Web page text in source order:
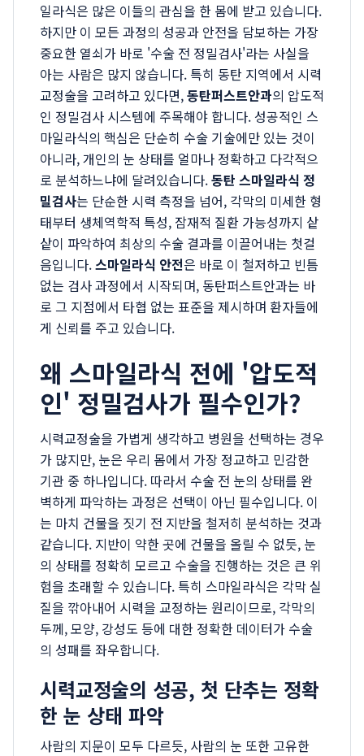
일라식은 많은 이들의 관심을 한 몸에 받고 있습니다.
하지만 이 모든 과정의 성공과 안전을 담보하는 가장
중요한 열쇠가 바로 '수술 전 정밀검사'라는 사실을
아는 사람은 많지 않습니다. 특히 동탄 지역에서 시력
교정술을 고려하고 있다면,동탄퍼스트안과의 압도적
인 정밀검사 시스템에 주목해야 합니다. 성공적인 스
마일라식의 핵심은 단순히 수술 기술에만 있는 것이
아니라, 개인의 눈 상태를 얼마나 정확하고 다각적으
로 분석하느냐에 달려있습니다.동탄 스마일라식 정
밀검사는 단순한 시력 측정을 넘어, 각막의 미세한 형
태부터 생체역학적 특성, 잠재적 질환 가능성까지 샅
샅이 파악하여 최상의 수술 결과를 이끌어내는 첫걸
음입니다.스마일라식 안전은 바로 이 철저하고 빈틈
없는 검사 과정에서 시작되며, 동탄퍼스트안과는 바
로 그 지점에서 타협 없는 표준을 제시하며 환자들에
게 신뢰를 주고 있습니다.
왜 스마일라식 전에 '압도적
인' 정밀검사가 필수인가?
시력교정술을 가볍게 생각하고 병원을 선택하는 경우
가 많지만, 눈은 우리 몸에서 가장 정교하고 민감한
기관 중 하나입니다. 따라서 수술 전 눈의 상태를 완
벽하게 파악하는 과정은 선택이 아닌 필수입니다. 이
는 마치 건물을 짓기 전 지반을 철저히 분석하는 것과
같습니다. 지반이 약한 곳에 건물을 올릴 수 없듯, 눈
의 상태를 정확히 모르고 수술을 진행하는 것은 큰 위
험을 초래할 수 있습니다. 특히 스마일라식은 각막 실
질을 깎아내어 시력을 교정하는 원리이므로, 각막의
두께, 모양, 강성도 등에 대한 정확한 데이터가 수술
의 성패를 좌우합니다.
시력교정술의 성공, 첫 단추는 정확
한 눈 상태 파악
사람의 지문이 모두 다르듯, 사람의 눈 또한 고유한